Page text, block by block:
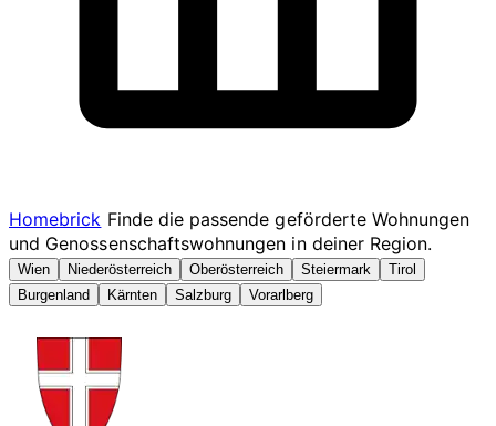
Homebrick Finde die passende geförderte Wohnungen
und Genossenschaftswohnungen in deiner Region.
Wien Niederösterreich Oberösterreich Steiermark
Tirol
Burgenland
Kärnten Salzburg Vorarlberg